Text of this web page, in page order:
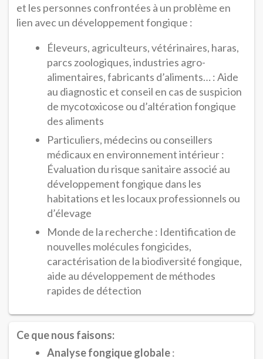
et les personnes confrontées à un problème en
lien avec un développement fongique :
Éleveurs, agriculteurs, vétérinaires, haras,
parcs zoologiques, industries agro-
alimentaires, fabricants d’aliments… : Aide
au diagnostic et conseil en cas de suspicion
de mycotoxicose ou d’altération fongique
des aliments
Particuliers, médecins ou conseillers
médicaux en environnement intérieur :
Évaluation du risque sanitaire associé au
développement fongique dans les
habitations et les locaux professionnels ou
d’élevage
Monde de la recherche : Identification de
nouvelles molécules fongicides,
caractérisation de la biodiversité fongique,
aide au développement de méthodes
rapides de détection
Ce que nous faisons:
Analyse fongique globale: